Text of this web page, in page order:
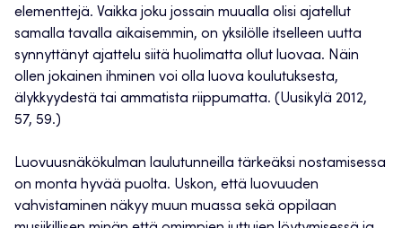
elementtejä. Vaikka joku jossain muualla olisi ajatellut
samalla tavalla aikaisemmin, on yksilölle itselleen uutta
synnyttänyt ajattelu siitä huolimatta ollut luovaa. Näin
ollen jokainen ihminen voi olla luova koulutuksesta,
älykkyydestä tai ammatista riippumatta. (Uusikylä 2012,
57, 59.)
Luovuusnäkökulman laulutunneilla tärkeäksi nostamisessa
on monta hyvää puolta. Uskon, että luovuuden
vahvistaminen näkyy muun muassa sekä oppilaan